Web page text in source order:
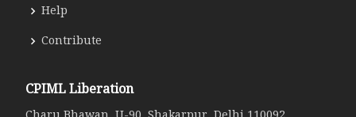
Help
Contribute
CPIML Liberation